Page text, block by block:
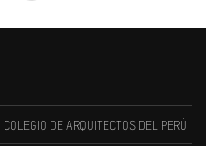
COLEGIO DE ARQUITECTOS DEL PERÚ